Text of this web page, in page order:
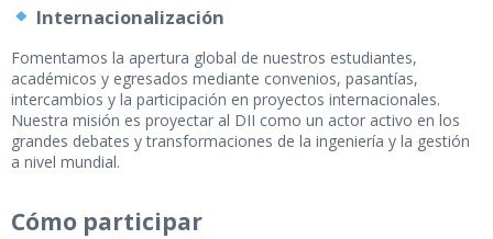
Internacionalización
Fomentamos la apertura global de nuestros estudiantes,
académicos y egresados mediante convenios, pasantías,
intercambios y la participación en proyectos internacionales.
Nuestra misión es proyectar al DII como un actor activo en los
grandes debates y transformaciones de la ingeniería y la gestión
a nivel mundial.
Cómo participar